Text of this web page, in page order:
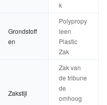
k
Grondstoff
en
Polypropy
leen
Plastic
Zak
Zakstijl
Zak van
de tribune
de
omhoog